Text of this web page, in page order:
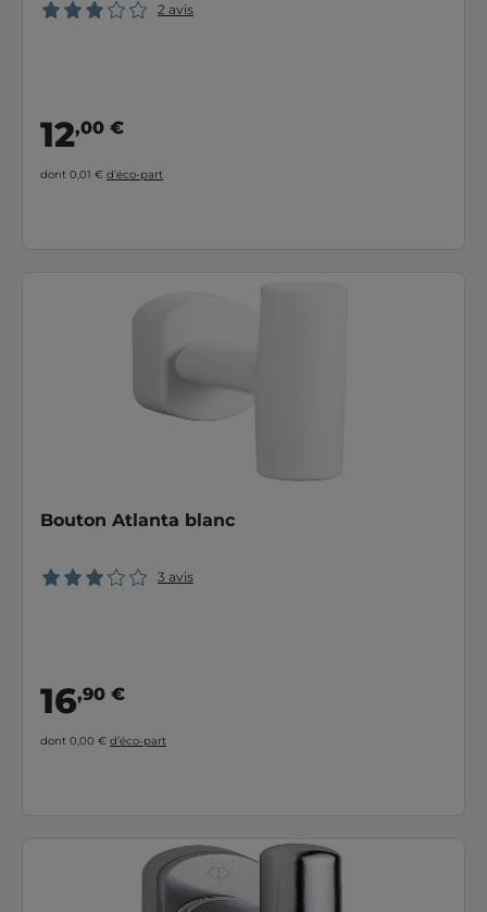
2 avis
12,00 €
dont 0,01 € d’éco-part
Bouton Atlanta blanc
3 avis
16,90 €
dont 0,00 € d’éco-part